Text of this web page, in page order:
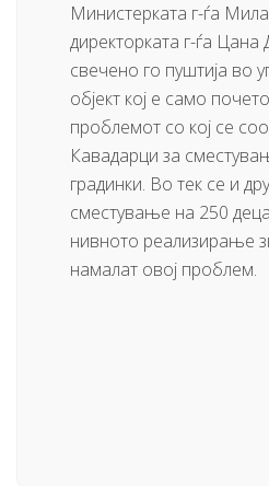
Министерката г-ѓа
директорката г-ѓа
свечено го пуштија во
објект кој е само
проблемот со кој се
Кавадарци за
градинки. Во тек се и
сместување на 250
нивното реализирање
намалат овој проблем.